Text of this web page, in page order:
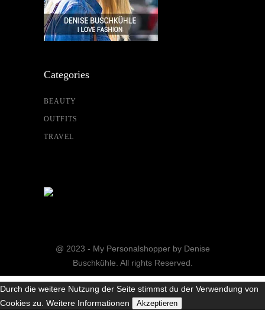
Categories
BEAUTY
OUTFITS
TRAVEL
@ 2023 - My Personalshopper by Denise
Buschkühle. All rights Reserved.
Durch die weitere Nutzung der Seite stimmst du der Verwendung von
Cookies zu. Weitere Informationen Akzeptieren